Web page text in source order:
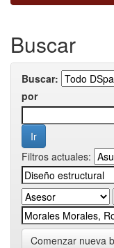
Buscar
Buscar:
por
Filtros actuales:
Comenzar nueva